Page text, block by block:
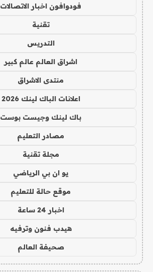
فودوافون اخبار الاتصالات
تقنية
التدريس
اشراق العالم عالم كبير
منتدى الاشراق
اعلانات الباك لينك 2026
باك لينك وجيست بوست
مصادر التعليم
مجلة تقنية
يو ان بي الرياضي
موقع حالة للتعليم
اخبار 24 ساعة
هيدب فنون وترفيه
صحيفة العالم